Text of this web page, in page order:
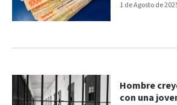
1 de Agosto de
Hombre
con una